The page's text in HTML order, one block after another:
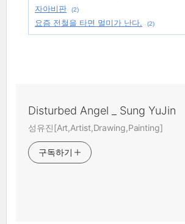
자아비판
(2)
요즘 전철을 타면 멀미가 난다.
(2)
Disturbed Angel _ Sung YuJin
성유진[Art,Artist,Drawing,Painting]
구독하기